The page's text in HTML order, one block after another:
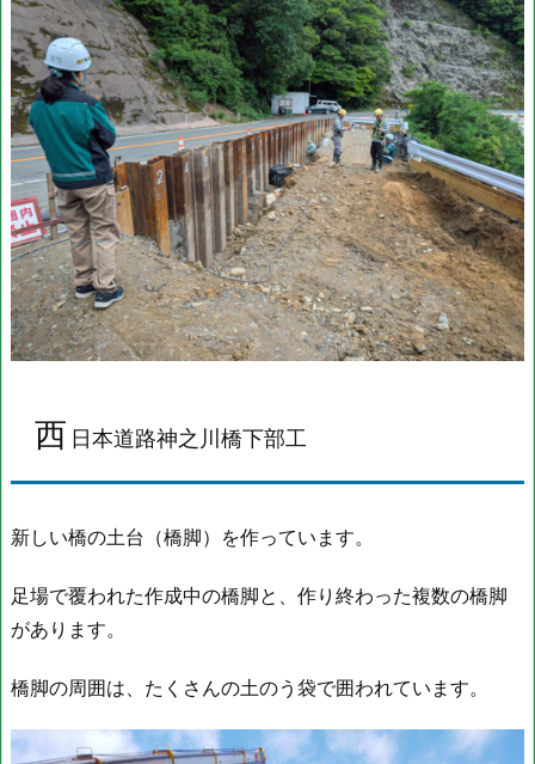
工
事
5.
向
原
野
頭
線
側
溝
整
備
西 日本道路神之川橋下部工
新しい橋の土台（橋脚）を作っています。
足場で覆われた作成中の橋脚と、作り終わった複数の橋脚
があります。
橋脚の周囲は、たくさんの土のう袋で囲われています。